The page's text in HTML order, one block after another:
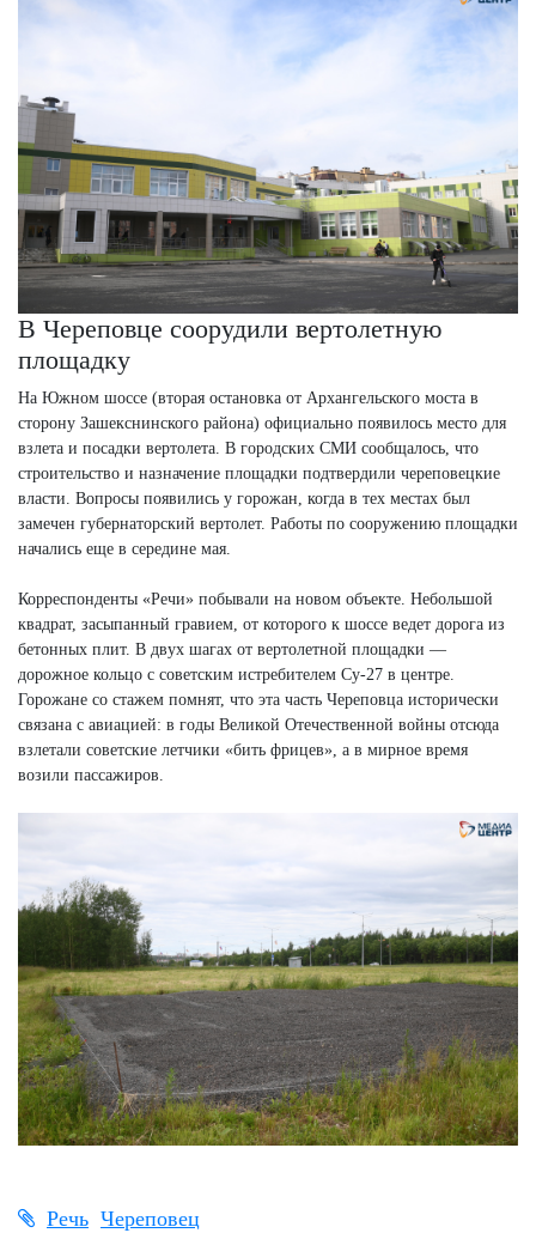
В Череповце соорудили вертолетную
площадку
На Южном шоссе (вторая остановка от Архангельского моста в
сторону Зашекснинского района) официально появилось место для
взлета и посадки вертолета. В городских СМИ сообщалось, что
строительство и назначение площадки подтвердили череповецкие
власти. Вопросы появились у горожан, когда в тех местах был
замечен губернаторский вертолет. Работы по сооружению площадки
начались еще в середине мая.
Корреспонденты «Речи» побывали на новом объекте. Небольшой
квадрат, засыпанный гравием, от которого к шоссе ведет дорога из
бетонных плит. В двух шагах от вертолетной площадки —
дорожное кольцо с советским истребителем Су-27 в центре.
Горожане со стажем помнят, что эта часть Череповца исторически
связана с авиацией: в годы Великой Отечественной войны отсюда
взлетали советские летчики «бить фрицев», а в мирное время
возили пассажиров.
Речь Череповец